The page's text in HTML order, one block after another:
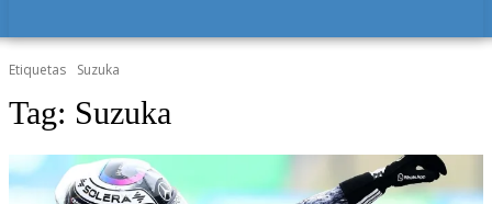
Etiquetas Suzuka
Tag: Suzuka